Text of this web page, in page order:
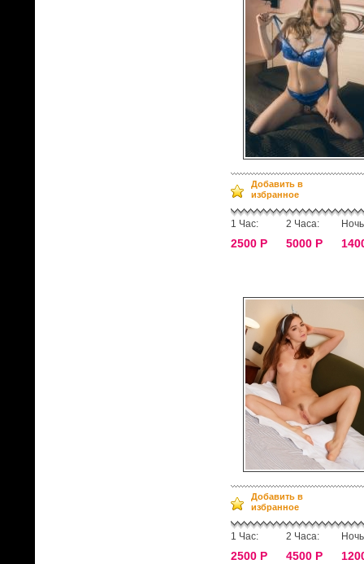
Добавить в
избранное
1 Час:
2500 Р
2 Часа:
5000 Р
Добавить в
избранное
1 Час:
2500 Р
2 Часа:
4500 Р